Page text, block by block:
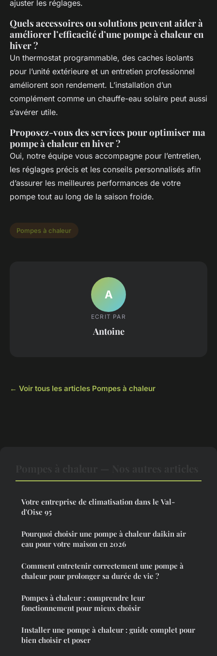
ajuster les réglages.
Quels accessoires ou solutions peuvent aider à
améliorer l’efficacité d’une pompe à chaleur en
hiver ?
Un thermostat programmable, des caches isolants
pour l’unité extérieure et un entretien professionnel
améliorent son rendement. L’installation d’un
complément comme un chauffe-eau solaire peut aussi
s’avérer utile.
Proposez-vous des services pour optimiser ma
pompe à chaleur en hiver ?
Oui, notre équipe vous accompagne pour l’entretien,
les réglages précis et les conseils personnalisés afin
d’assurer les meilleures performances de votre
pompe tout au long de la saison froide.
Pompes à chaleur
A
ECRIT PAR
Antoine
← Voir tous les articles Pompes à chaleur
Votre entreprise de climatisation dans le Val-
d'Oise 95
Pourquoi choisir une pompe à chaleur daikin air
eau pour votre maison en 2026
Comment entretenir correctement une pompe à
chaleur pour prolonger sa durée de vie ?
Pompes à chaleur : comprendre leur
fonctionnement pour mieux choisir
Installer une pompe à chaleur : guide complet pour
bien choisir et poser